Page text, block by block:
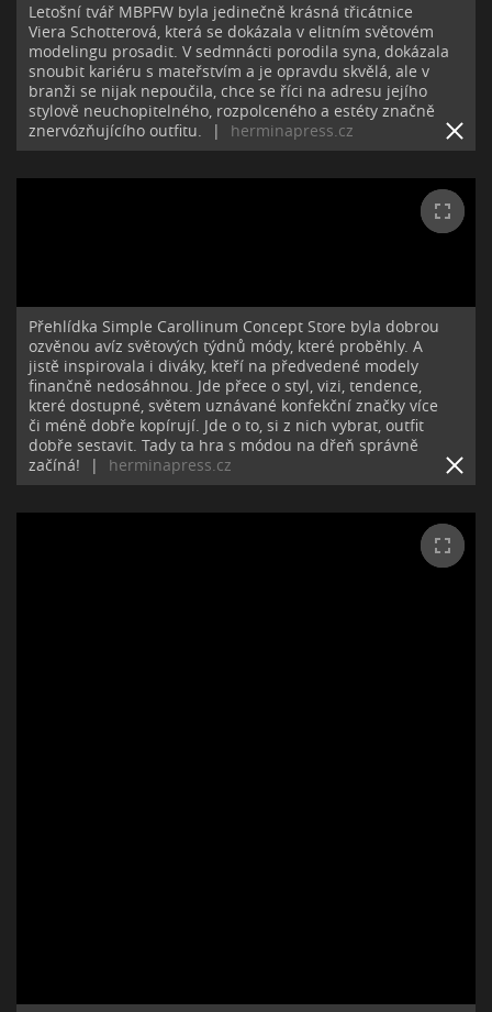
Letošní tvář MBPFW byla jedinečně krásná třicátnice
Viera Schotterová, která se dokázala v elitním světovém
modelingu prosadit. V sedmnácti porodila syna, dokázala
snoubit kariéru s mateřstvím a je opravdu skvělá, ale v
branži se nijak nepoučila, chce se říci na adresu jejího
stylově neuchopitelného, rozpolceného a estéty značně
znervózňujícího outfitu.
| herminapress.cz
Přehlídka Simple Carollinum Concept Store byla dobrou
ozvěnou avíz světových týdnů módy, které proběhly. A
jistě inspirovala i diváky, kteří na předvedené modely
finančně nedosáhnou. Jde přece o styl, vizi, tendence,
které dostupné, světem uznávané konfekční značky více
či méně dobře kopírují. Jde o to, si z nich vybrat, outfit
dobře sestavit. Tady ta hra s módou na dřeň správně
začíná!
| herminapress.cz